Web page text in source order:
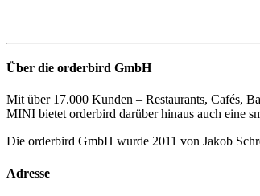
Über die orderbird GmbH
Mit über 17.000 Kunden – Restaurants, Cafés,
MINI bietet orderbird darüber hinaus auch eine
Die orderbird GmbH wurde 2011 von Jakob
Adresse